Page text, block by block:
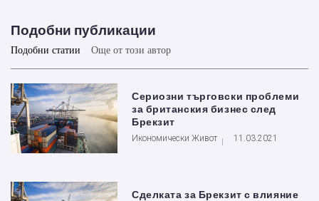
Подобни публикации
Подобни статии Още от този автор
Сериозни търговски проблеми
за британския бизнес след
Брекзит
Икономически Живот 11.03.2021
Сделката за Брекзит с влияние